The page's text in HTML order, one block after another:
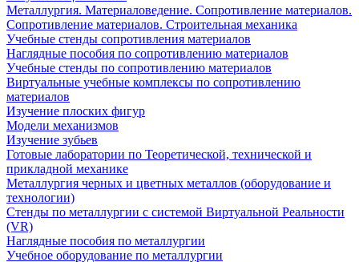
Металлургия. Материаловедение. Сопротивление материалов.
Сопротивление материалов. Строительная механика
Учебные стенды сопротивления материалов
Наглядные пособия по сопротивлению материалов
Учебные стенды по сопротивлению материалов
Виртуальные учебные комплексы по сопротивлению
материалов
Изучение плоских фигур
Модели механизмов
Изучение зубьев
Готовые лаборатории по Теоретической, технической и
прикладной механике
Металлургия черных и цветных металлов (оборудование и
технологии)
Cтенды по металлургии с системой Виртуальной Реальности
(VR)
Наглядные пособия по металлургии
Учебное оборудование по металлургии